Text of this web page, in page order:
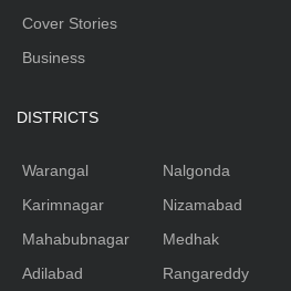
Cover Stories
Business
DISTRICTS
Warangal
Karimnagar
Mahabubnagar
Adilabad
Nalgonda
Nizamabad
Medhak
Rangareddy